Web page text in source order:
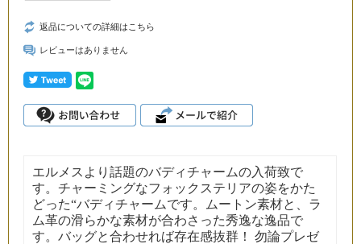
返品についての詳細はこちら
レビューはありません
エルメスより話題のバディチャームの入荷致で
す。チャーミングなフォックステリアの姿をかた
どった“バディチャームです。ムートン素材と、ラ
ム革の滑らかな素材が合わさった秀逸な逸品で
す。バッグと合わせれば存在感抜群！ 勿論プレゼ